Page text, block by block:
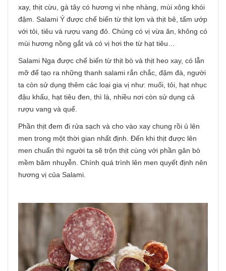
xay, thịt cừu, gà tây có hương vị nhẹ nhàng, mùi xông khói
đậm. Salami Ý được chế biến từ thịt lợn và thịt bê, tẩm ướp
với tỏi, tiêu và rượu vang đỏ. Chúng có vị vừa ăn, không có
mùi hương nồng gắt và có vị hơi the từ hạt tiêu…
Salami Nga được chế biến từ thịt bò và thịt heo xay, có lẫn
mỡ để tạo ra những thanh salami rắn chắc, đậm đà, người
ta còn sử dụng thêm các loại gia vị như: muối, tỏi, hạt nhục
đậu khấu, hạt tiêu đen, thì là, nhiều nơi còn sử dụng cả
rượu vang và quế.
Phần thịt đem đi rửa sạch và cho vào xay chung rồi ủ lên
men trong một thời gian nhất định. Đến khi thịt được lên
men chuẩn thì người ta sẽ trộn thịt cùng với phần gân bò
mềm băm nhuyễn. Chính quá trình lên men quyết định nên
hương vị của Salami.